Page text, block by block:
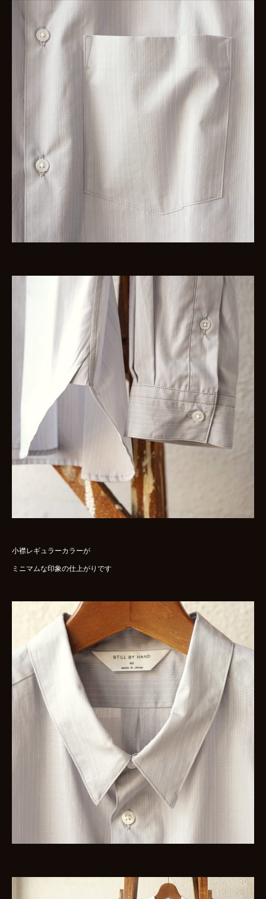
小襟レギュラーカラーが
ミニマムな印象の仕上がりです